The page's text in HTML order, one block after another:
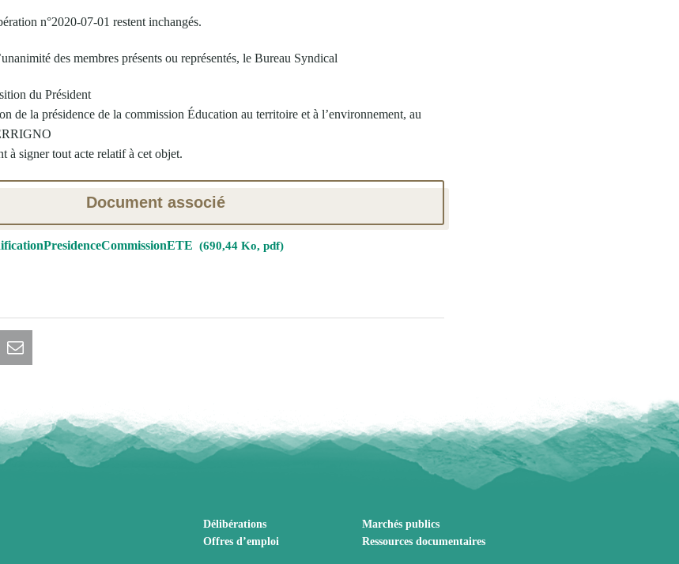
n°2020-07-01 restent inchangés.
des membres présents ou représentés, le Bureau Syndical
du Président
de la présidence de la commission Éducation au territoire et à l’environnement, au
à signer tout acte relatif à cet objet.
Document associé
690,44 Ko, pdf
Délibérations
Marchés publics
Offres d’emploi
Ressources documentaires